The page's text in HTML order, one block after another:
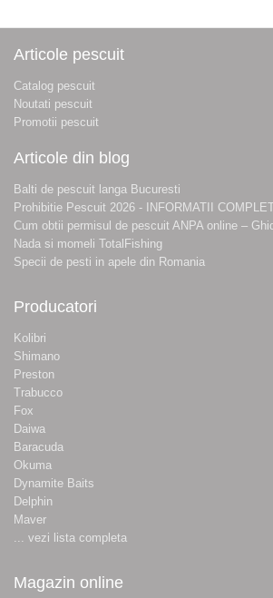
Articole pescuit
Catalog pescuit
Noutati pescuit
Promotii pescuit
Articole din blog
Balti de pescuit langa Bucuresti
Prohibitie Pescuit 2026 - INFORMATII
Cum obtii permisul de pescuit ANPA online –
Nada si momeli TotalFishing
Specii de pesti in apele din Romania
Producatori
Kolibri
Shimano
Preston
Trabucco
Fox
Daiwa
Baracuda
Okuma
Dynamite Baits
Delphin
Maver
... vezi lista completa
Magazin online